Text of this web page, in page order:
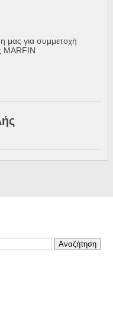
μας για συμμετοχή
MARFIN